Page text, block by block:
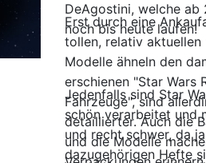
DeAgostini, welche
noch bis heute laufen!
Erst durch eine
tollen, relativ aktuellen
Modelle ähneln den
erschienen "Star Wars
Fahrzeuge", sind
detaillierter. Auch die
und die Modelle
Jedenfalls sind Star
schön verarbeitet und
und recht schwer, da
dazugehörigen Hefte